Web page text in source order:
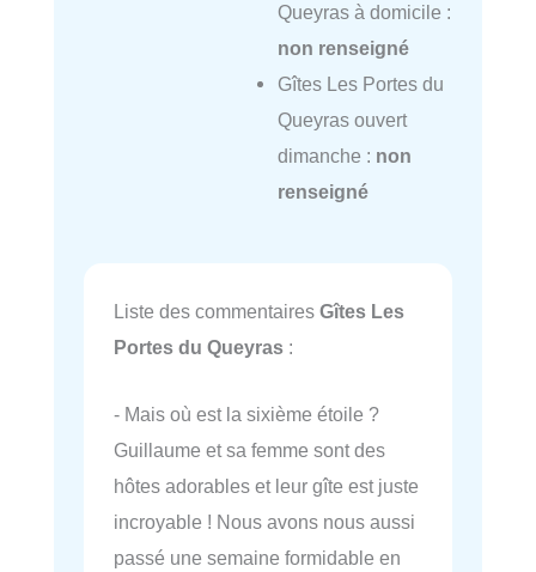
Queyras à domicile :
non renseigné
Gîtes Les Portes du
Queyras ouvert
dimanche : non
renseigné
Liste des commentaires Gîtes Les
Portes du Queyras :
- Mais où est la sixième étoile ?
Guillaume et sa femme sont des
hôtes adorables et leur gîte est juste
incroyable ! Nous avons nous aussi
passé une semaine formidable en